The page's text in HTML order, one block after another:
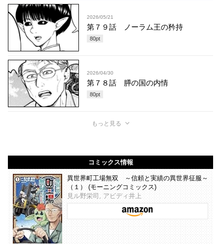
2026/05/21
第７９話 ノーラム王の矜持
80pt
2026/04/30
第７８話 膵の国の内情
80pt
もっと見る
コミックス情報
異世界町工場無双 ～信頼と実績の異世界征服～
（１） (モーニングコミックス)
見ル野栄司, アビディ井上